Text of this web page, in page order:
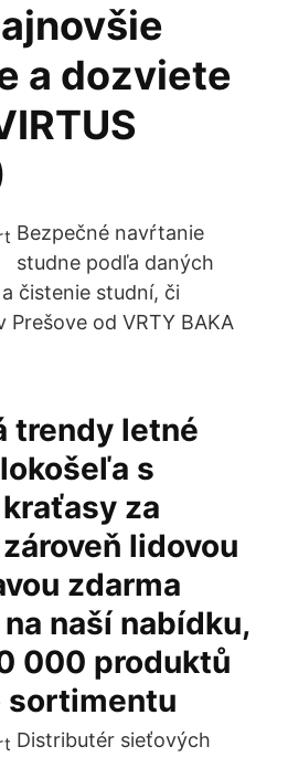
a dozviete
Bezpečné navŕtanie
studne podľa daných
čistenie studní, či
od VRTY BAKA
trendy letné
s
za
lidovou
zdarma
naší nabídku,
000 produktů
sortimentu
Distributér sieťových